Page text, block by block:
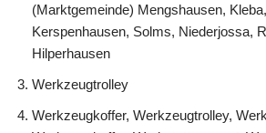
(Marktgemeinde) Mengshausen,
Kerspenhausen, Solms, Niederjossa,
Hilperhausen
Werkzeugtrolley
Werkzeugkoffer, Werkzeugtrolley,